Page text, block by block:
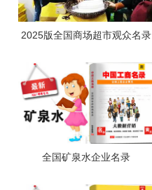
2025版全国商场超市观众名录
全国矿泉水企业名录